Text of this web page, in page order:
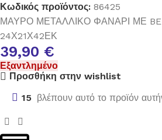
Κωδικός προϊόντος: 86425
ΜΑΥΡΟ ΜΕΤΑΛΛΙΚΟ ΦΑΝΑΡΙ ΜΕ
24Χ21Χ42ΕΚ
39,90 €
Εξαντλημένο
Προσθήκη στην wishlist
15 βλέπουν αυτό το προϊόν